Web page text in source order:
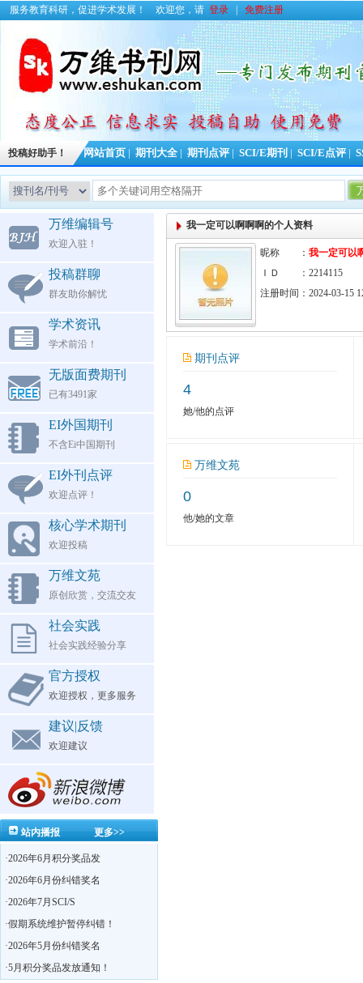
服务教育科研，促进学术发展！ 欢迎您，请 登录 免费注册
投稿好助手！ 网站首页 期刊大全 期刊点评 SCI/E期刊 SCI/E点评
万维编辑号
欢迎入驻！
投稿群聊
群友助你解忧
学术资讯
学术前沿！
无版面费期刊
已有3491家
EI外国期刊
不含Ei中国期刊
EI外刊点评
欢迎点评！
核心学术期刊
欢迎投稿
万维文苑
原创欣赏，交流交友
社会实践
社会实践经验分享
官方授权
欢迎授权，更多服务
建议|反馈
欢迎建议
更多>>
站内播报
·2026年6月积分奖品发
·2026年6月份纠错奖名
·2026年7月SCI/S
·假期系统维护暂停纠错！
·2026年5月份纠错奖名
·5月积分奖品发放通知！
我一定可以啊啊啊的个人资料
昵称 ： 我一定可以
ＩＤ ：2214115
注册时间：2024-03-15
期刊点评
4
她/他的点评
万维文苑
0
他/她的文章